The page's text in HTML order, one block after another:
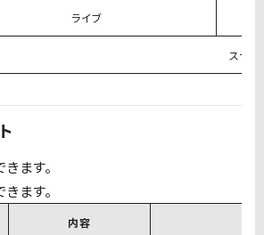
ライブ
ステ
内容